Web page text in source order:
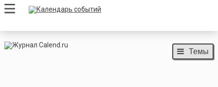
Темы